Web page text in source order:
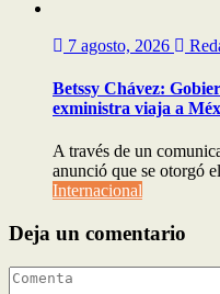
7 agosto, 2026
Betssy Chávez:
exministra viaja a
A través de un
anunció que se otorgó
Internacional
Deja un comentario